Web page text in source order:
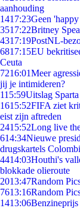
aanhouding
1417:23Geen
3517:22Britney
4317:19PostNL-
6817:15EU
Ceuta
7216:01Meer
jij je intimideren?
115:59Uitslag
1615:52FIFA ziet
eist zijn aftreden
2415:52Long live
614:34Nieuwe
drugskartels
4414:03Houthi's
blokkade olieroute
2013:47Random
7613:16Random
1413:06Benzineprijs